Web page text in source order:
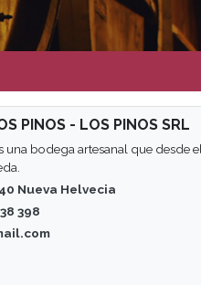
PINOS - LOS PINOS SRL
una bodega artesanal que desde
Nueva Helvecia
398